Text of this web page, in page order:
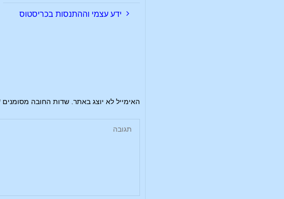
ידע עצמי וההתנסות בכריסטוס
האימייל לא יוצג באתר. שדות החובה מסומנים